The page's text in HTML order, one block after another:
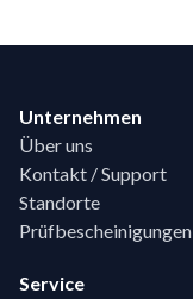
Unternehmen
Über uns
Kontakt / Support
Standorte
Prüfbescheinigungen
Service